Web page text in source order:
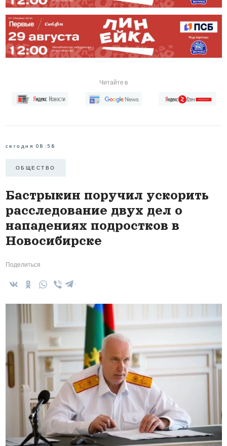
Читайте в
сегодня 08:58
ОБЩЕСТВО
Бастрыкин поручил ускорить
расследование двух дел о
нападениях подростков в
Новосибирске
Поделиться